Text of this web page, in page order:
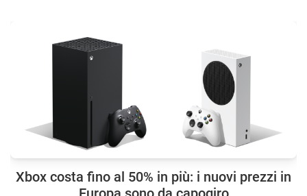
Xbox costa fino al 50% in più: i nuovi prezzi in